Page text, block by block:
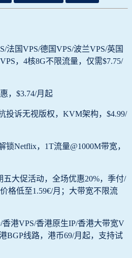
法国VPS/德国VPS/波兰VPS/英国
，4核8G不限流量，仅需$7.75/
，$3.74/月起
投诉无视版权，KVM架构，$4.99/
锁Netflix，1T流量@1000M带宽，
五大促活动，全场优惠20%，季付/
格低至1.59€/月；大带宽不限流
港VPS/香港原生IP/香港大带宽V
BGP线路，港币69/月起，支持试